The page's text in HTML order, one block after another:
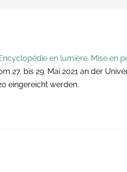
en lumière. Mise en
27. bis 29. Mai 2021 an der
eingereicht werden.